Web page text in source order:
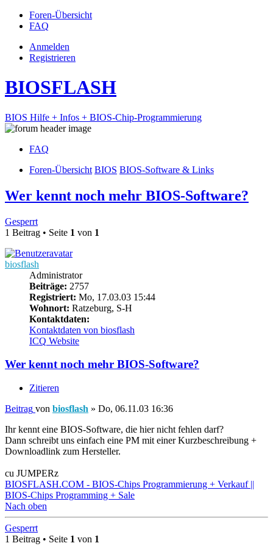
Foren-Übersicht
FAQ
Anmelden
Registrieren
BIOSFLASH
BIOS Hilfe + Infos + BIOS-Chip-Programmierung
FAQ
Foren-Übersicht BIOS BIOS-Software & Links
Wer kennt noch mehr BIOS-Software?
Gesperrt
1 Beitrag • Seite 1 von 1
biosflash
Administrator
Beiträge: 2757
Registriert: Mo, 17.03.03 15:44
Wohnort: Ratzeburg, S-H
Kontaktdaten:
Kontaktdaten von biosflash
ICQ Website
Wer kennt noch mehr BIOS-Software?
Zitieren
Beitrag von biosflash » Do, 06.11.03 16:36
Ihr kennt eine BIOS-Software, die hier nicht fehlen darf?
Dann schreibt uns einfach eine PM mit einer Kurzbeschreibung +
Downloadlink zum Hersteller.
cu JUMPERz
BIOSFLASH.COM - BIOS-Chips Programmierung + Verkauf ||
BIOS-Chips Programming + Sale
Nach oben
Gesperrt
1 Beitrag • Seite 1 von 1